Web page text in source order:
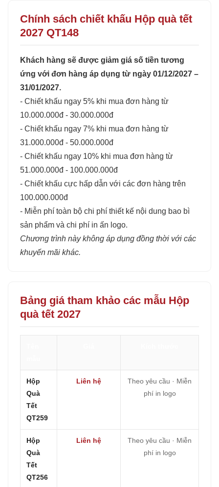
Chính sách chiết khấu Hộp quà tết
2027 QT148
Khách hàng sẽ được giảm giá số tiền tương
ứng với đơn hàng áp dụng từ ngày 01/12/2027 –
31/01/2027.
- Chiết khấu ngay 5% khi mua đơn hàng từ
10.000.000đ - 30.000.000đ
- Chiết khấu ngay 7% khi mua đơn hàng từ
31.000.000đ - 50.000.000đ
- Chiết khấu ngay 10% khi mua đơn hàng từ
51.000.000đ - 100.000.000đ
- Chiết khấu cực hấp dẫn với các đơn hàng trên
100.000.000đ
- Miễn phí toàn bộ chi phí thiết kế nội dung bao bì
sản phẩm và chi phí in ấn logo.
Chương trình này không áp dụng đồng thời với các
khuyến mãi khác.
Bảng giá tham khảo các mẫu Hộp
quà tết 2027
Hộp
Quà
Tết
QT259
Liên hệ
Theo yêu cầu · Miễn
phí in logo
Hộp
Quà
Tết
QT256
Liên hệ
Theo yêu cầu · Miễn
phí in logo